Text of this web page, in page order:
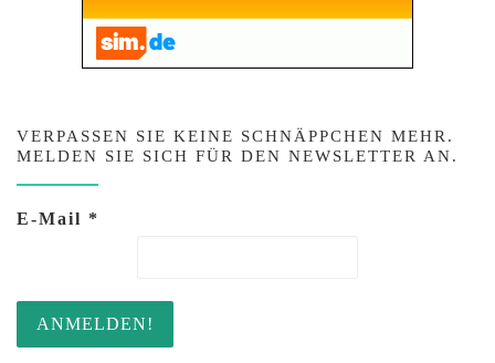
VERPASSEN SIE KEINE SCHNÄPPCHEN MEHR.
MELDEN SIE SICH FÜR DEN NEWSLETTER AN.
E-Mail *